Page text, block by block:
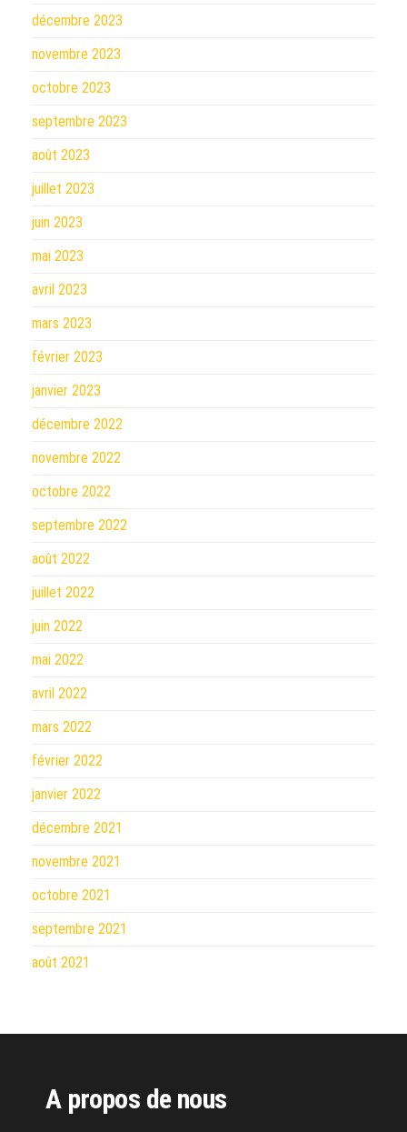
décembre 2023
novembre 2023
octobre 2023
septembre 2023
août 2023
juillet 2023
juin 2023
mai 2023
avril 2023
mars 2023
février 2023
janvier 2023
décembre 2022
novembre 2022
octobre 2022
septembre 2022
août 2022
juillet 2022
juin 2022
mai 2022
avril 2022
mars 2022
février 2022
janvier 2022
décembre 2021
novembre 2021
octobre 2021
septembre 2021
août 2021
A propos de nous